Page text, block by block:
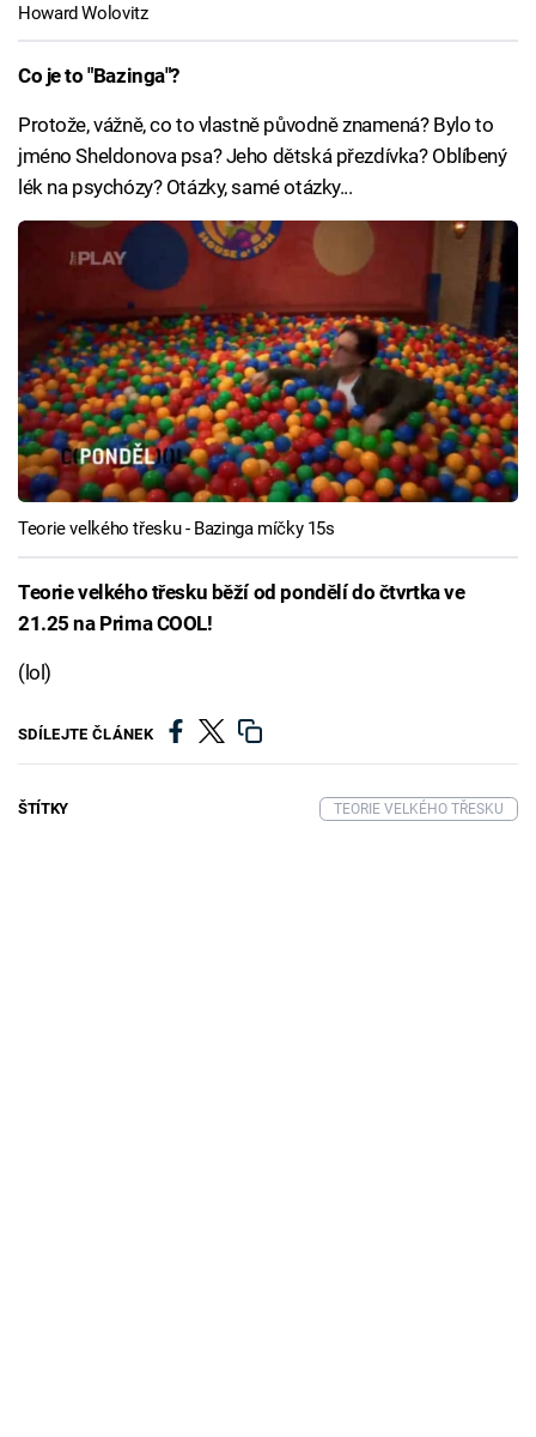
Howard Wolovitz
Co je to "Bazinga"?
Protože, vážně, co to vlastně původně znamená? Bylo to
jméno Sheldonova psa? Jeho dětská přezdívka? Oblíbený
lék na psychózy? Otázky, samé otázky...
Teorie velkého třesku - Bazinga míčky 15s
Teorie velkého třesku běží od pondělí do čtvrtka ve
21.25 na Prima COOL!
(lol)
SDÍLEJTE ČLÁNEK
ŠTÍTKY TEORIE VELKÉHO TŘESKU